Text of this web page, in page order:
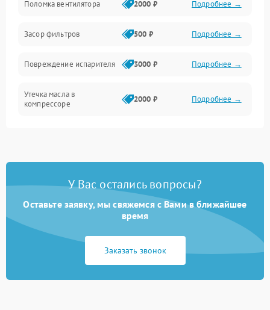
Поломка вентилятора 2000 ₽ Подробнее →
Засор фильтров 500 ₽ Подробнее →
Повреждение испарителя 3000 ₽ Подробнее →
Утечка масла в
компрессоре
2000 ₽ Подробнее →
четырехходового клапана
Подробнее →
вентилятора
1500 ₽ Подробнее →
1000 ₽ Подробнее →
У Вас остались вопросы?
Оставьте заявку, мы свяжемся с Вами в ближайшее
время
Заказать звонок